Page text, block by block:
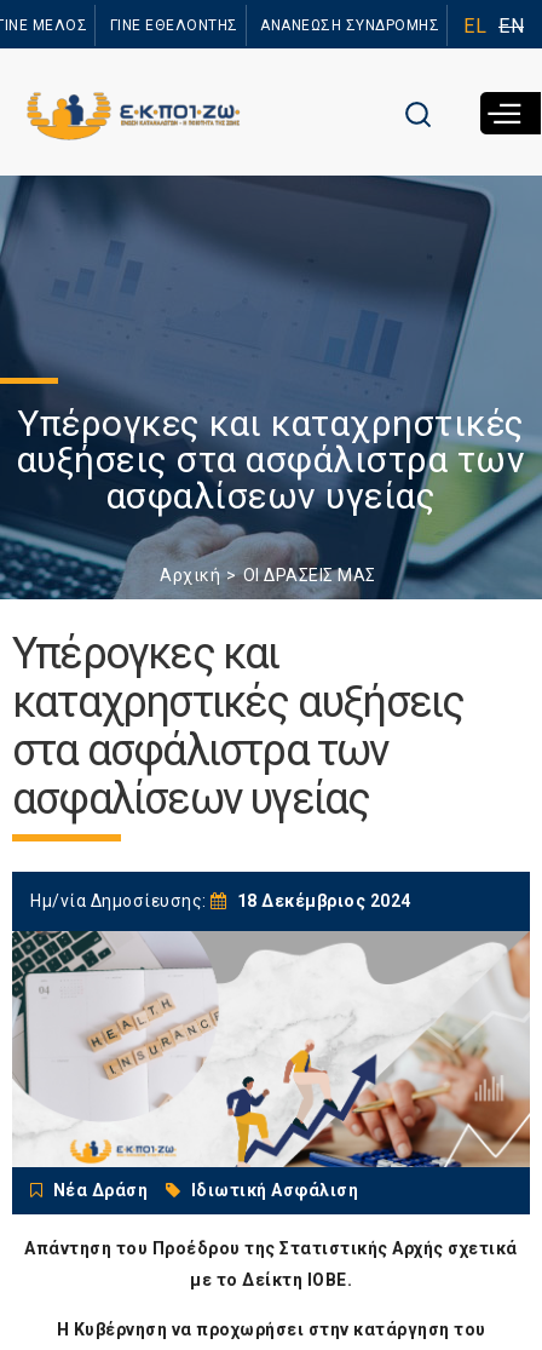
προς το
ΜΕΛΟΣ ΓΙΝΕ ΕΘΕΛΟΝΤΗΣ ΑΝΑΝΕΩΣΗ ΣΥΝΔΡΟΜΗΣ EL EN
Yπέρογκες και καταχρηστικές
αυξήσεις στα ασφάλιστρα των
ασφαλίσεων υγείας
Αρχική ΟΙ ΔΡΑΣΕΙΣ ΜΑΣ
Yπέρογκες και
καταχρηστικές αυξήσεις
στα ασφάλιστρα των
ασφαλίσεων υγείας
Ημ/νία Δημοσίευσης: 18 Δεκέμβριος 2024
Νέα Δράση Ιδιωτική Ασφάλιση
Απάντηση του Προέδρου της Στατιστικής Αρχής σχετικά
με το Δείκτη ΙΟΒΕ.
Η Κυβέρνηση να προχωρήσει στην κατάργηση του